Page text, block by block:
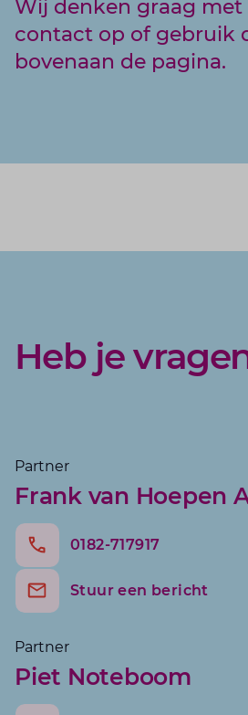
Wij denken graag met
contact op of gebruik
bovenaan de pagina.
Heb je
Partner
Frank van Hoepen
0182-717917
Stuur een bericht
Partner
Piet Noteboom